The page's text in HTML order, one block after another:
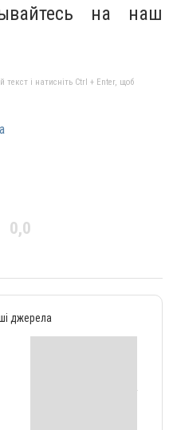
на наш
текст і натисніть Ctrl + Enter, щоб
0,0
джерела